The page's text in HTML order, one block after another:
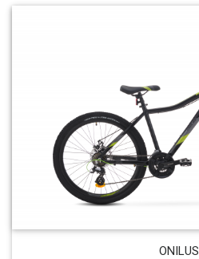
ONILUS